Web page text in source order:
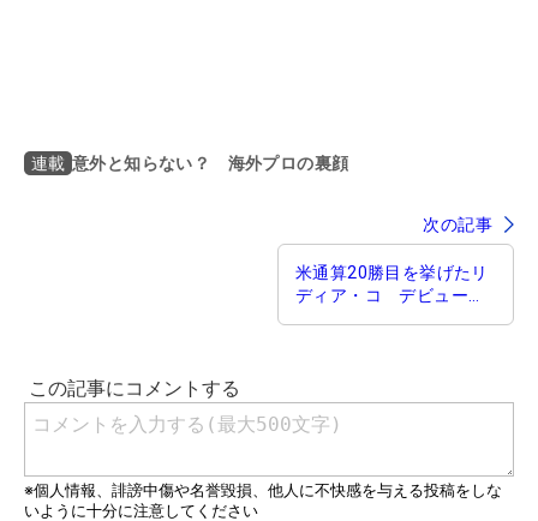
連載 意外と知らない？ 海外プロの裏顔
次の記事
米通算20勝目を挙げたリ
ディア・コ デビュー当